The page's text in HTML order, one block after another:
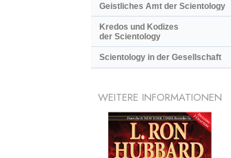
Geistliches Amt der Scientology
Kredos und Kodizes
der Scientology
Scientology in der Gesellschaft
WEITERE INFORMATIONEN